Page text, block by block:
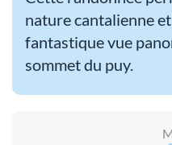
nature cantalienne
fantastique vue
sommet du puy.